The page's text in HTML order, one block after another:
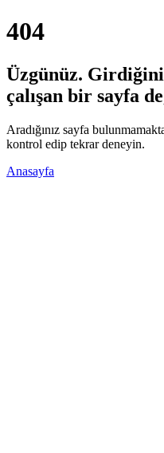
404
Üzgünüz.
çalışan bir sayfa
Aradığınız sayfa
kontrol edip tekrar deneyin.
Anasayfa